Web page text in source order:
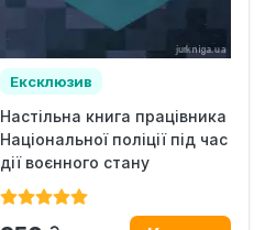
Ексклюзив
Настільна книга працівника
Національної поліції під час
дії воєнного стану